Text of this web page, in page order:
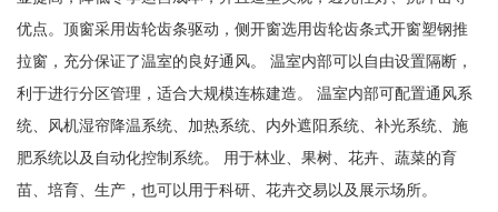
优点。顶窗采用齿轮齿条驱动，侧开窗选用齿轮齿条式开窗塑钢推
拉窗，充分保证了温室的良好通风。 温室内部可以自由设置隔断，
利于进行分区管理，适合大规模连栋建造。 温室内部可配置通风系
统、风机湿帘降温系统、加热系统、内外遮阳系统、补光系统、施
肥系统以及自动化控制系统。 用于林业、果树、花卉、蔬菜的育
苗、培育、生产，也可以用于科研、花卉交易以及展示场所。